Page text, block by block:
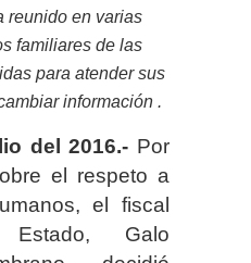
reunido en varias
familiares de las
para atender sus
información .
del 2016.- Por
el respeto a
el fiscal
Galo